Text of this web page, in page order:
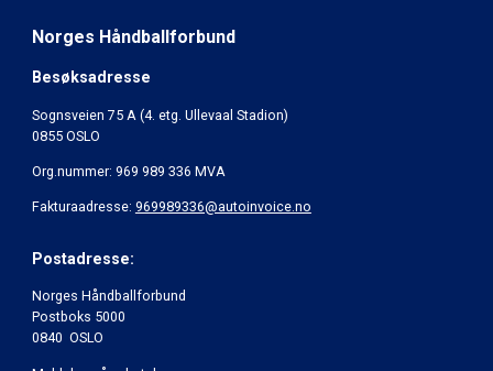
Norges Håndballforbund
Besøksadresse
Sognsveien 75 A (4. etg. Ullevaal Stadion)
0855 OSLO
Org.nummer: 969 989 336 MVA
Fakturaadresse: 969989336@autoinvoice.no
Postadresse:
Norges Håndballforbund
Postboks 5000
0840 OSLO